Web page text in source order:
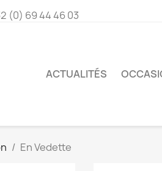
(0) 69 44 46 03
ACTUALITÉS
En Vedette